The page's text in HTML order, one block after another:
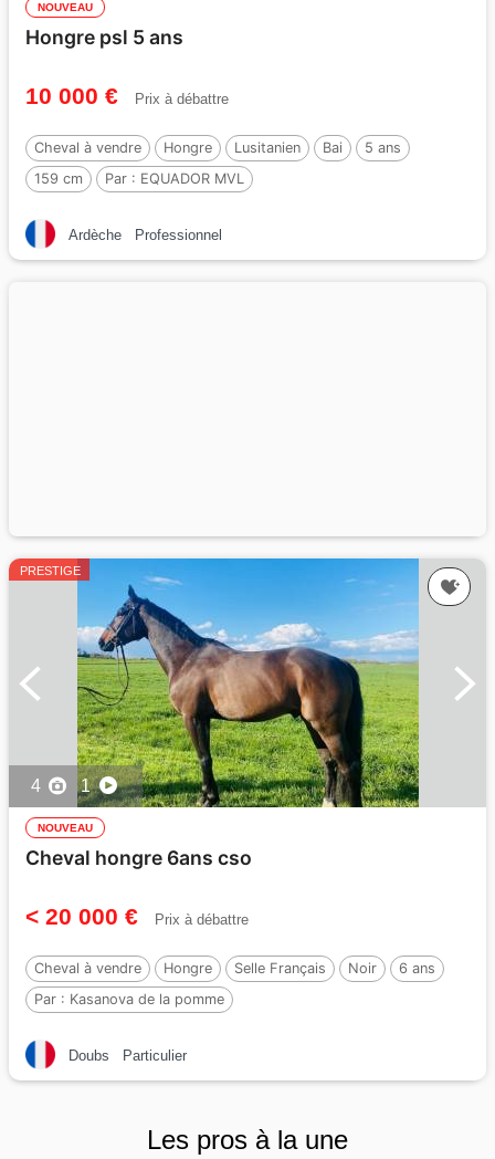
NOUVEAU
Hongre psl 5 ans
10 000 € Prix à débattre
Cheval à vendre Hongre Lusitanien Bai
5 ans
159 cm
Par : EQUADOR MVL
Ardèche Professionnel
PRESTIGE
4 1
NOUVEAU
Cheval hongre 6ans cso
< 20 000 € Prix à débattre
Cheval à vendre Hongre Selle Français Noir
6 ans
Par : Kasanova de la pomme
Doubs Particulier
Les pros à la une